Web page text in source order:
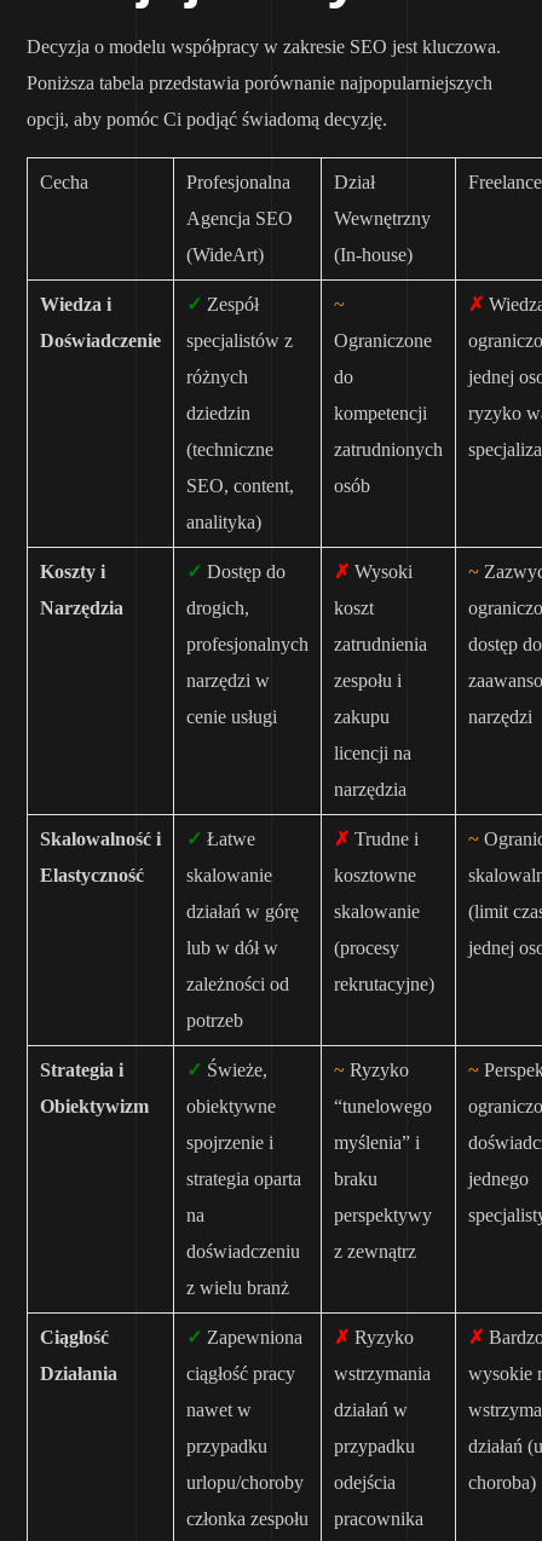
Decyzja o modelu współpracy w zakresie SEO jest kluczowa.
Poniższa tabela przedstawia porównanie najpopularniejszych
opcji, aby pomóc Ci podjąć świadomą decyzję.
Cecha
Profesjonalna
Agencja SEO
(WideArt)
Dział
Wewnętrzny
(In-house)
Wiedza i
Doświadczenie
✓ Zespół
specjalistów z
różnych
dziedzin
(techniczne
SEO, content,
analityka)
~
Ograniczone
do
kompetencji
zatrudnionych
osób
✗
jednej
ryzyko
Koszty i
Narzędzia
✓ Dostęp do
drogich,
profesjonalnych
narzędzi w
cenie usługi
✗ Wysoki
koszt
zatrudnienia
zespołu i
zakupu
licencji na
narzędzia
~
dostęp do
narzędzi
Skalowalność i
Elastyczność
✓ Łatwe
skalowanie
działań w górę
lub w dół w
zależności od
potrzeb
✗ Trudne i
kosztowne
skalowanie
(procesy
rekrutacyjne)
~
(limit
jednej
Strategia i
Obiektywizm
✓ Świeże,
obiektywne
spojrzenie i
strategia oparta
na
doświadczeniu
z wielu branż
~ Ryzyko
“tunelowego
myślenia” i
braku
perspektywy
z zewnątrz
~
jednego
Ciągłość
Działania
✓ Zapewniona
ciągłość pracy
nawet w
przypadku
urlopu/choroby
członka zespołu
✗ Ryzyko
wstrzymania
działań w
przypadku
odejścia
pracownika
✗
wysokie
działań
choroba)